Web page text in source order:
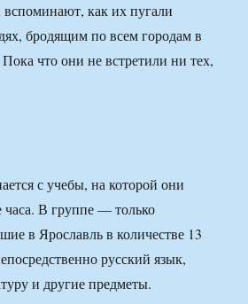
как их пугали
бродящим по всем городам в
что они не встретили ни тех,
с учебы, на которой они
часа. В группе — только
в Ярославль в количестве 13
русский язык,
и другие предметы.